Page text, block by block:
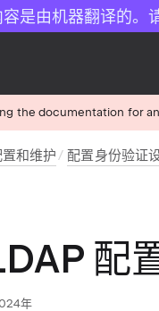
是由机器翻译的。
the documentation for
和维护 配置身份验证
配
年